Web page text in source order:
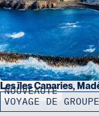
NOUVEAUTÉ
Les îles Canaries,
VOYAGE DE GROUPE